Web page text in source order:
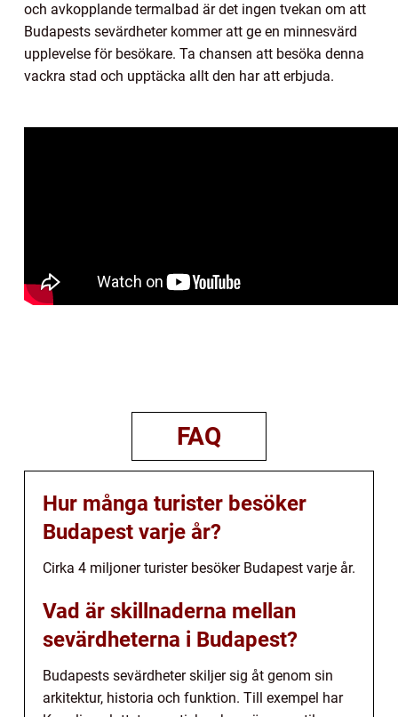
och avkopplande termalbad är det ingen tvekan om att
Budapests sevärdheter kommer att ge en minnesvärd
upplevelse för besökare. Ta chansen att besöka denna
vackra stad och upptäcka allt den har att erbjuda.
FAQ
Hur många turister besöker
Budapest varje år?
Cirka 4 miljoner turister besöker Budapest varje år.
Vad är skillnaderna mellan
sevärdheterna i Budapest?
Budapests sevärdheter skiljer sig åt genom sin
arkitektur, historia och funktion. Till exempel har